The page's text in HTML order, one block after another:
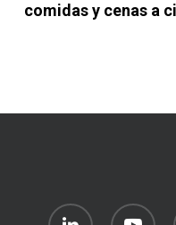
comidas y cenas a
linkedin youtube